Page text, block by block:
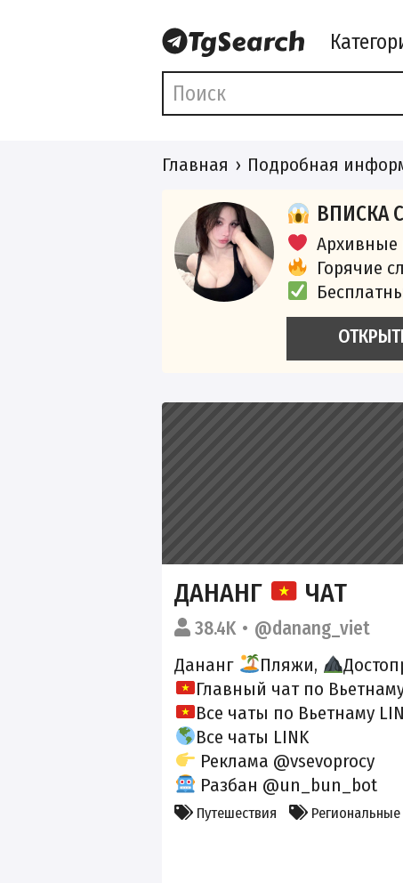
Главная Подробная
ВПИСКА
Архивные
Горячие
ДАНАНГ ЧАТ
38.4K
@danang_viet
Дананг
Пляжи,
Главный чат по
Все чаты по Вьетнаму
Все чаты LINK
Реклама @vsevoprocy
Разбан @un_bun_bot
Путешествия Региональные